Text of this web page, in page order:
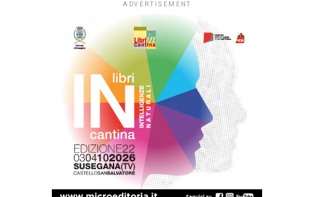
ADVERTISEMENT